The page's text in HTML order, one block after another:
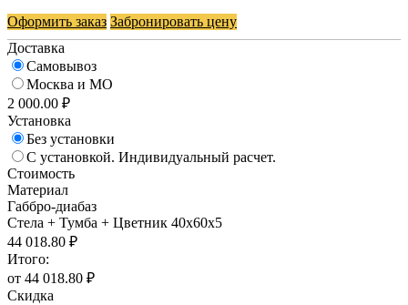
Оформить заказ Забронировать цену
Доставка
Самовывоз
Москва и МО
2 000.00 ₽
Установка
Без установки
С установкой. Индивидуальный расчет.
Стоимость
Материал
Габбро-диабаз
Стела + Тумба + Цветник 40х60х5
44 018.80 ₽
Итого:
от 44 018.80 ₽
Скидка